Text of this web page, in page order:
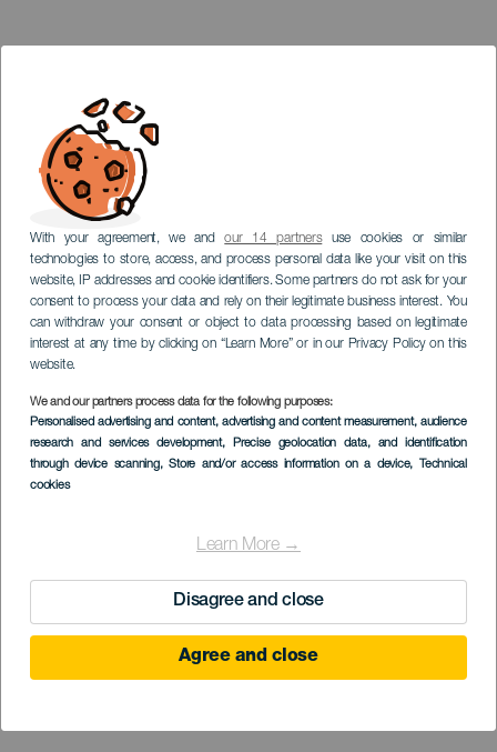
With your agreement, we andour 14 partnersuse cookies or similar
technologies to store, access, and process personal data like your visit on this
website, IP addresses and cookie identifiers. Some partners do not ask for your
consent to process your data and rely on their legitimate business interest. You
can withdraw your consent or object to data processing based on legitimate
interest at any time by clicking on “Learn More” or in our Privacy Policy on this
website.
We and our partners process data for the following purposes:
Personalised advertising and content, advertising and content measurement, audience
research and services development, Precise geolocation data, and identification
through device scanning, Store and/or access information on a device, Technical
cookies
Learn More →
Disagree and close
Agree and close